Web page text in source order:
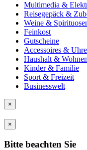
Multimedia &
Reisegepäck &
Weine &
Feinkost
Gutscheine
Accessoires &
Haushalt &
Kinder & Familie
Sport & Freizeit
Businesswelt
×
×
Bitte beachten Sie